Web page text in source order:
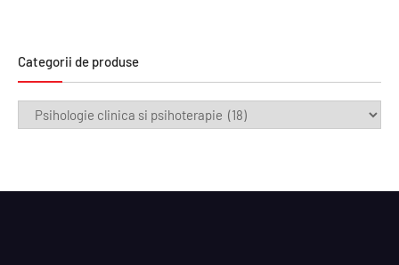
Categorii de produse